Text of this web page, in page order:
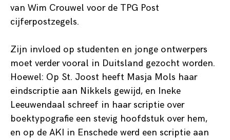
van Wim Crouwel voor de TPG Post
cijferpostzegels.
Zijn invloed op studenten en jonge ontwerpers
moet verder vooral in Duitsland gezocht worden.
Hoewel: Op St. Joost heeft Masja Mols haar
eindscriptie aan Nikkels gewijd, en Ineke
Leeuwendaal schreef in haar scriptie over
boektypografie een stevig hoofdstuk over hem,
en op de AKI in Enschede werd een scriptie aan